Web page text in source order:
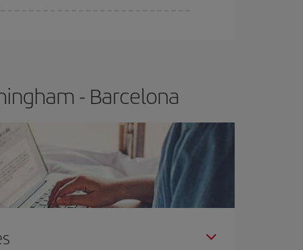
- Barcelona